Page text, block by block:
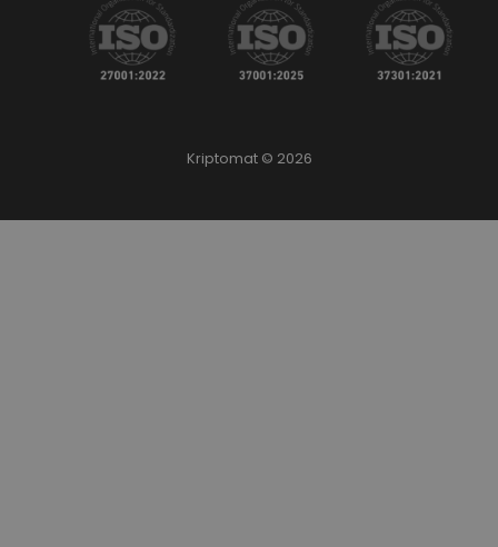
Kriptomat © 2026